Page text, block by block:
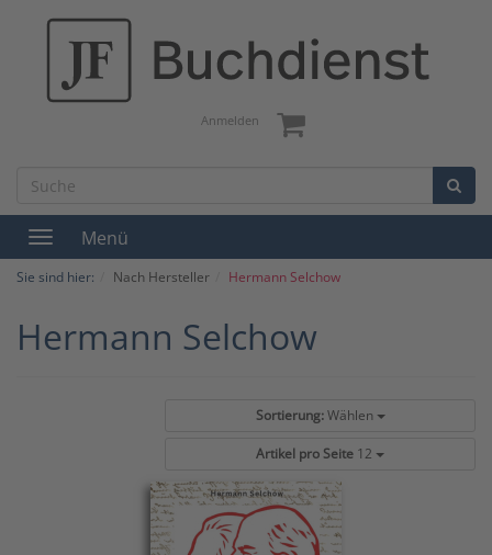
Anmelden
Toggle
navigation
Menü
Sie sind hier: Nach Hersteller Hermann Selchow
Hermann Selchow
Sortierung: Wählen
Artikel pro Seite 12